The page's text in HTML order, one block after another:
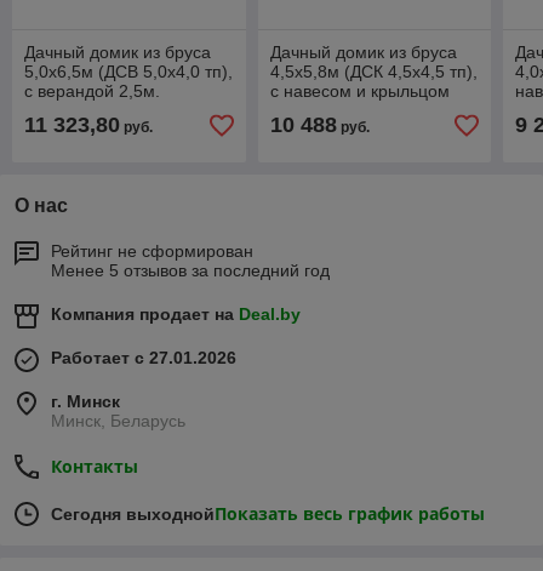
Дачный домик из бруса
5,0х6,5м (ДСВ 5,0х4,0 тп),
с верандой 2,5м.
11 323,80 руб.
Дачный домик из бруса
4,5х5,8м (ДСК 4,5х4,5 тп),
с навесом и крыльцом
10 488руб. 9
О нас
Рейтинг не сформирован
Менее 5 отзывов за последний год
Компания продает на Deal.by
Работает с 27.01.2026
г. Минск
Минск, Беларусь
Контакты
Сегодня выходнойПоказать весь график работы